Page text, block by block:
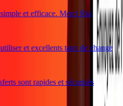
et efficace. Merci Ria
et excellents taux de change
sont rapides et sécurisés